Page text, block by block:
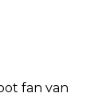
fan van